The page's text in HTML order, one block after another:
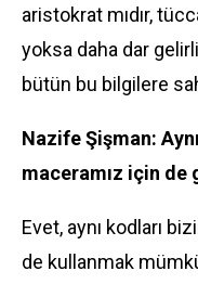
aristokrat mıdır,
yoksa daha dar
bütün bu bilgilere
Nazife Şişman:
maceramız için de
Evet, aynı kodları
de kullanmak